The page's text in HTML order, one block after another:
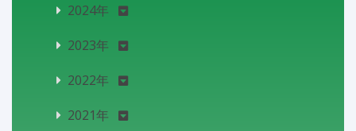
2024年
2023年
2022年
2021年